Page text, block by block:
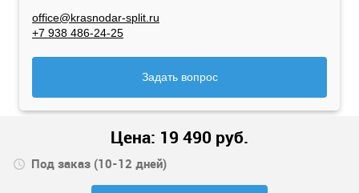
office@krasnodar-split.ru
+7 938 486-24-25
Задать вопрос
Цена: 19 490 руб.
Под заказ (10-12 дней)